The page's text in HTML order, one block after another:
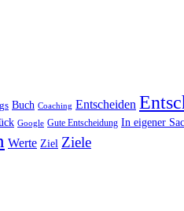
Buch Coaching Entscheiden
Google Gute Entscheidung In eigener
Werte Ziel Ziele